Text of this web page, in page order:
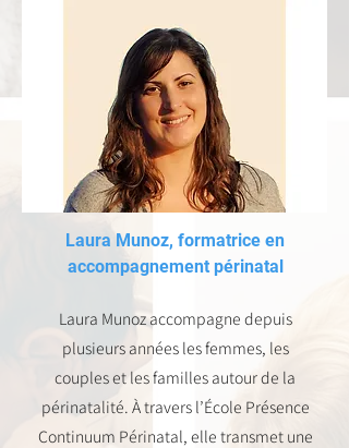
Laura Munoz, formatrice en
accompagnement périnatal
Laura Munoz accompagne depuis
plusieurs années les femmes, les
couples et les familles autour de la
périnatalité. À travers l’École Présence
Continuum Périnatal, elle transmet une